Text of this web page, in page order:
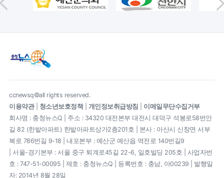
ccnewsq©all rights reserved.
이용약관| 청소년보호정책 개인정보취급방침
이메일무단수집거부
회사명 : 충청뉴스Q | 주소 : 34320 대전본부 대전시 대덕구 석봉로58번안
길 82 (한밭아파트) 한밭아파트상가2층201호 | 본사 : 아산시 신창면 서부
북로 786번길 9-18 | 내포본부 : 예산군 예산읍 역전로 140번길9
| 서울-경기본부 : 서울 중구 퇴계로45길 22-6, 일호빌딩 205호 | 사업자번
호 : 747-51-00095 | 제호 : 충청뉴스Q | 등록번호 : 충남, 아00239 | 발행일
자: 2014년 8월 28일